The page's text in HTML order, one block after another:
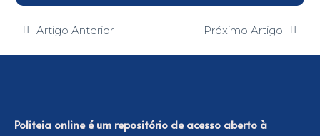
Artigo Anterior Próximo Artigo
Politeia online é um repositório de acesso aberto à